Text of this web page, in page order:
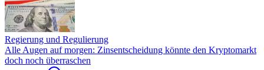
Regierung und Regulierung
Alle Augen auf morgen: Zinsentscheidung könnte den Kryptomarkt
doch noch überraschen